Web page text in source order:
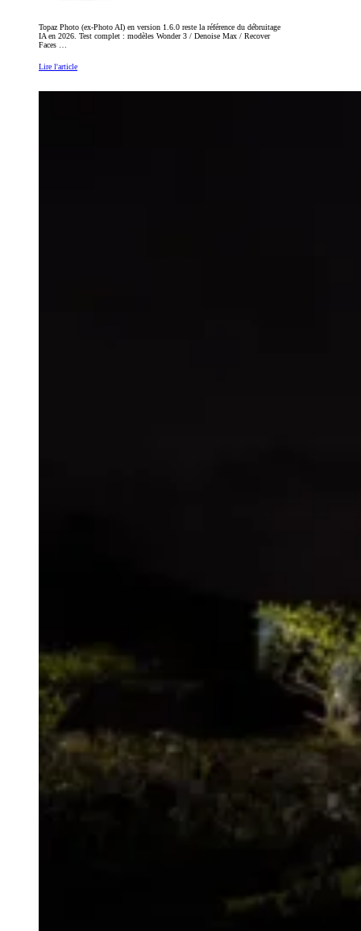
Topaz Photo (ex-Photo AI) en version 1.6.0 reste la référence du débruitage
IA en 2026. Test complet : modèles Wonder 3 / Denoise Max / Recover
Faces …
Lire l'article